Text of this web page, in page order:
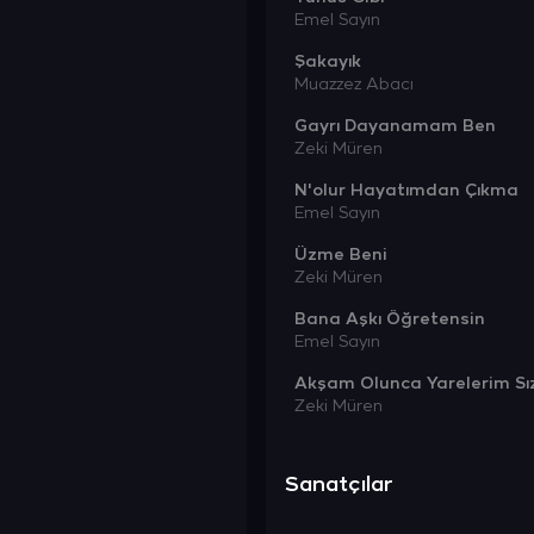
Emel Sayın
Şakayık
Muazzez Abacı
Gayrı Dayanamam Ben
Zeki Müren
N'olur Hayatımdan Çıkma
Emel Sayın
Üzme Beni
Zeki Müren
Bana Aşkı Öğretensin
Emel Sayın
Akşam Olunca Yarelerim
Zeki Müren
Sanatçılar